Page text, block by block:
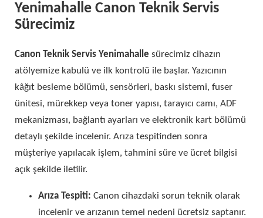
Yenimahalle Canon Teknik Servis
Sürecimiz
Canon Teknik Servis Yenimahalle sürecimiz cihazın
atölyemize kabulü ve ilk kontrolü ile başlar. Yazıcının
kâğıt besleme bölümü, sensörleri, baskı sistemi, fuser
ünitesi, mürekkep veya toner yapısı, tarayıcı camı, ADF
mekanizması, bağlantı ayarları ve elektronik kart bölümü
detaylı şekilde incelenir. Arıza tespitinden sonra
müşteriye yapılacak işlem, tahmini süre ve ücret bilgisi
açık şekilde iletilir.
Arıza Tespiti: Canon cihazdaki sorun teknik olarak
incelenir ve arızanın temel nedeni ücretsiz saptanır.